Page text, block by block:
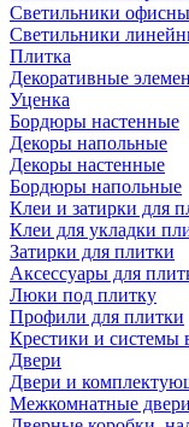
Светильники
Светильники
Плитка
Декоративные
Уценка
Бордюры настенные
Декоры напольные
Декоры настенные
Бордюры напольные
Клеи и затирки для
Клеи для укладки
Затирки для плитки
Аксессуары для
Люки под плитку
Профили для плитки
Крестики и системы
Двери
Двери и
Межкомнатные двери